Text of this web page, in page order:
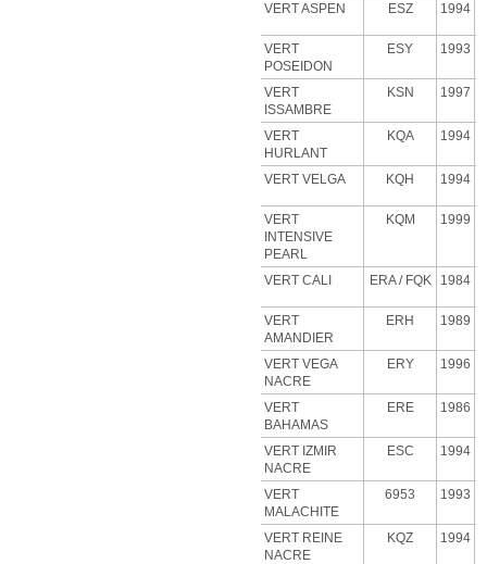
VERT ASPEN ESZ 1994
VERT
POSEIDON
ESY 1993
VERT
ISSAMBRE
KSN 1997
VERT
HURLANT
KQA 1994
VERT VELGA KQH 1994
VERT
INTENSIVE
PEARL
KQM 1999
VERT CALI ERA/ FQK 1984
VERT
AMANDIER
ERH 1989
VERT VEGA
NACRE
ERY 1996
VERT
BAHAMAS
ERE 1986
VERT IZMIR
NACRE
ESC 1994
VERT
MALACHITE
6953 1993
VERT REINE
NACRE
KQZ 1994